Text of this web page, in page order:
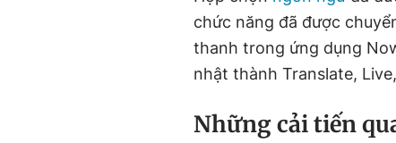
chức năng đã được
thanh trong ứng dụng
nhật thành Translate,
Những cải tiến